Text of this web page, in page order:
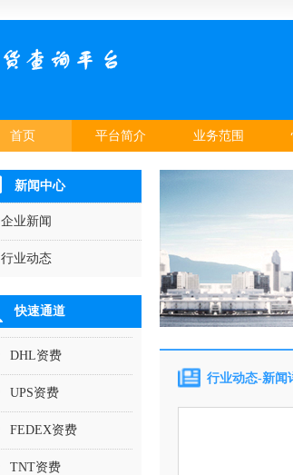
首页 平台简介 业务范围
新闻中心
企业新闻
行业动态
快速通道
DHL资费
UPS资费
FEDEX资费
TNT资费
行业动态-新闻